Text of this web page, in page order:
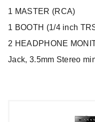
1 MASTER (RCA)
1 BOOTH (1/4 inch
2 HEADPHONE
Jack, 3.5mm Stereo